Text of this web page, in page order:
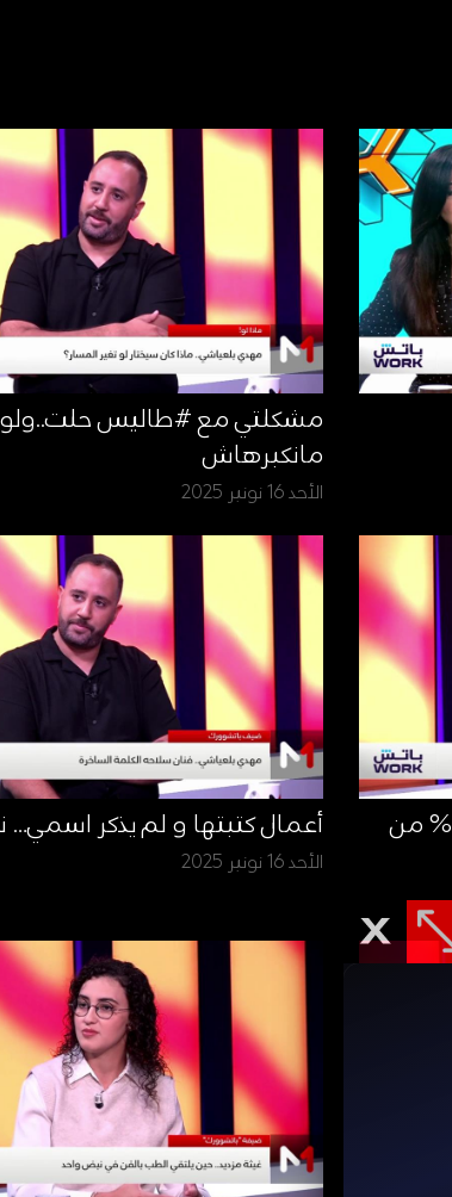
مشكلتي مع #طاليس حلت..ولو
مانكبرهاش
الأحد 16 نونبر 2025
أعمال كتبتها و لم يذكر
الأحد 16 نونبر 2025
الشهرة مللي كتمشي كتمرض.. و 60% من